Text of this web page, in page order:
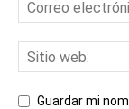
Guardar mi